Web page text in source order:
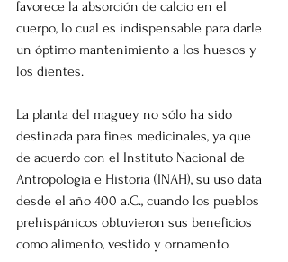
favorece la absorción de calcio en el
cuerpo, lo cual es indispensable para darle
un óptimo mantenimiento a los huesos y
los dientes.
La planta del maguey no sólo ha sido
destinada para fines medicinales, ya que
de acuerdo con el Instituto Nacional de
Antropología e Historia (INAH), su uso data
desde el año 400 a.C., cuando los pueblos
prehispánicos obtuvieron sus beneficios
como alimento, vestido y ornamento.